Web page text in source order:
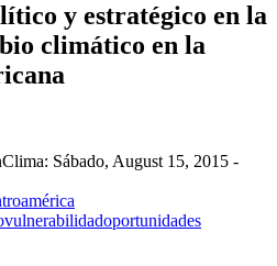
y estratégico en la
climático en la
Sábado, August 15, 2015 -
vulnerabilidadoportunidades